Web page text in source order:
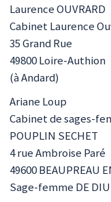
LaurenceOUVRARD
Cabinet Laurence
35 Grand Rue
49800Loire-Authion
(à Andard)
Ariane Loup
Cabinet de sages-
POUPLIN SECHET
4 rue Ambroise Paré
49600BEAUPREAU
Sage-femme DE